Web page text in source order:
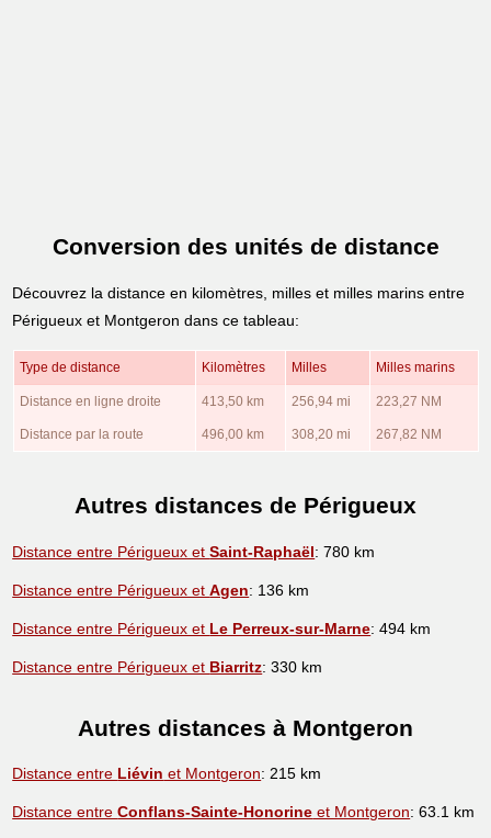
Conversion des unités de distance
Découvrez la distance en kilomètres, milles et milles marins entre
Périgueux et Montgeron dans ce tableau:
Type de distance Kilomètres Milles Milles marins
Distance en ligne droite 413,50 km 256,94 mi 223,27 NM
Distance par la route 496,00 km 308,20 mi 267,82 NM
Autres distances de Périgueux
Distance entre Périgueux etSaint-Raphaël: 780 km
Distance entre Périgueux etAgen: 136 km
Distance entre Périgueux et Le Perreux-sur-Marne: 494 km
Distance entre Périgueux et Biarritz: 330 km
Autres distances à Montgeron
Distance entre Liévin et Montgeron: 215 km
Distance entreConflans-Sainte-Honorine et Montgeron: 63.1 km